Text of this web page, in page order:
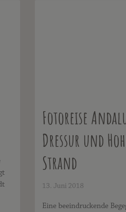
Fotoreise
Dressur und
Strand
13. Juni 2018
Eine beeindruckende